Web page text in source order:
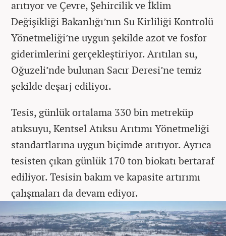
arıtıyor ve Çevre, Şehircilik ve İklim
Değişikliği Bakanlığı’nın Su Kirliliği Kontrolü
Yönetmeliği’ne uygun şekilde azot ve fosfor
giderimlerini gerçekleştiriyor. Arıtılan su,
Oğuzeli’nde bulunan Sacır Deresi’ne temiz
şekilde deşarj ediliyor.
Tesis, günlük ortalama 330 bin metreküp
atıksuyu, Kentsel Atıksu Arıtımı Yönetmeliği
standartlarına uygun biçimde arıtıyor. Ayrıca
tesisten çıkan günlük 170 ton biokatı bertaraf
ediliyor. Tesisin bakım ve kapasite artırımı
çalışmaları da devam ediyor.